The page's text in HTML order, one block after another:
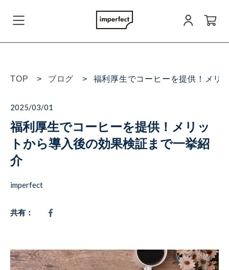
ログイン
お問い合わせ
TOP ブログ 福利厚生でコーヒーを提供！メリ
2025/03/01
福利厚生でコーヒーを提供！メリッ
トから導入後の効果検証まで一挙紹
介
imperfect
共有：